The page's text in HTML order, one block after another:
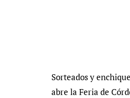
Sorteados y
abre la Feria de